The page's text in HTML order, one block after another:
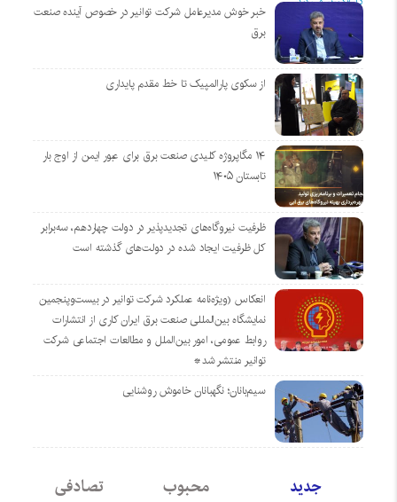
خبر خوش مدیرعامل شرکت توانیر در خصوص آینده صنعت
برق
از سکوی پارالمپیک تا خط مقدم پایداری
۱۴ مگاپروژه‌ کلیدی صنعت برق برای عبور ایمن از اوج بار
تابستان ۱۴۰۵
ظرفیت نیروگاه‌های تجدیدپذیر در دولت چهاردهم، سه‌برابر
کل ظرفیت ایجاد شده در دولت‌های گذشته است
انعکاس (ویژه‌نامه عملکرد شرکت توانیر در بیست‌وپنجمین
نمایشگاه بین‌المللی صنعت برق ایران کاری از انتشارات
روابط عمومی، امور بین‌الملل و مطالعات اجتماعی شرکت
توانیر منتشر شد*
سیم‌بانان؛ نگهبانان خاموش روشنایی
جدید محبوب تصادفی